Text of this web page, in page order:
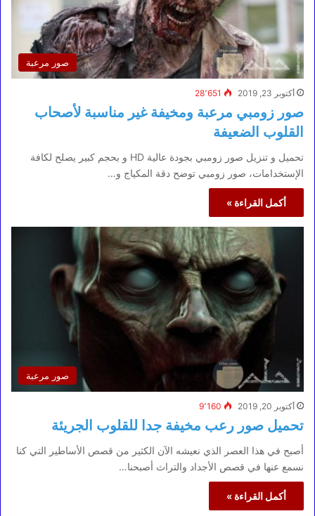
صور مرعبة
أكتوبر 23, 2019 28٬651
صور زومبي مرعبة ومخيفة غير مناسبة لأصحاب
القلوب الضعيفة
تحميل و تنزيل صور زومبي بجودة عالية HD و بحجم كبير يصلح لكافة
الإستخدامات، صور زومبي توضح دقة المكياج و…
أكمل القراءة »
صور مرعبة
أكتوبر 20, 2019 9٬160
تحميل صور رعب مخيفة جدا للقلوب الجريئة
أصبح في هذا العصر الذي نعيشه الآن الكثير من قصص الأساطير التي كنا
نسمع عنها في قصص الأجداد والتراث أصبحنا…
أكمل القراءة »